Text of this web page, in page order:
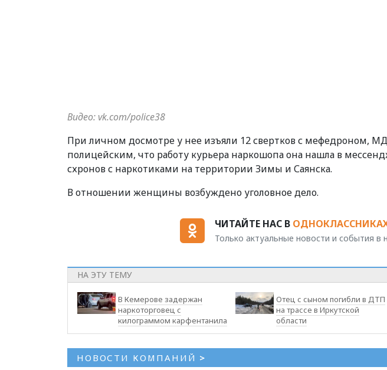
Видео: vk.com/police38
При личном досмотре у нее изъяли 12 свертков с мефедроном,
полицейским, что работу курьера наркошопа она нашла в
схронов с наркотиками на территории Зимы и Саянска.
В отношении женщины возбуждено уголовное дело.
ЧИТАЙТЕ НАС В
Только актуальные новости и события в
НА ЭТУ ТЕМУ
В Кемерове задержан
наркоторговец с
килограммом карфентанила
Отец с сыном погибли в ДТП
на трассе в Иркутской
области
НОВОСТИ КОМПАНИЙ >